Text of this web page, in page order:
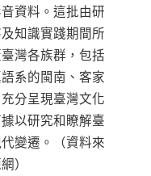
資料。這批由研
知識實踐期間所
灣各族群，包括
系的閩南、客家
分呈現臺灣文化
以研究和瞭解臺
變遷。（資料來
）